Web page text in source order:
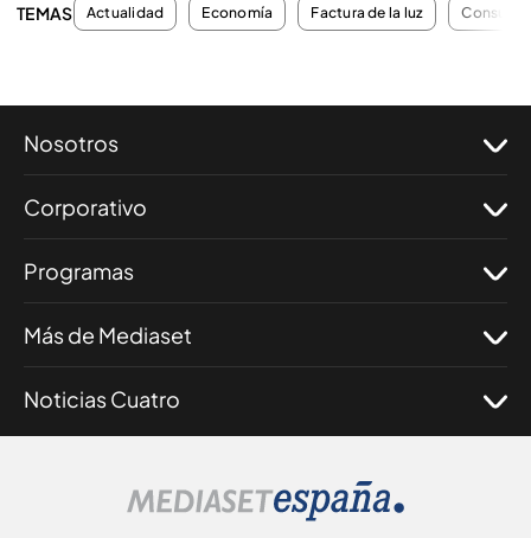
TEMAS Actualidad Economía Factura de la luz Consumo
Nosotros
Corporativo
Programas
Más de Mediaset
Noticias Cuatro